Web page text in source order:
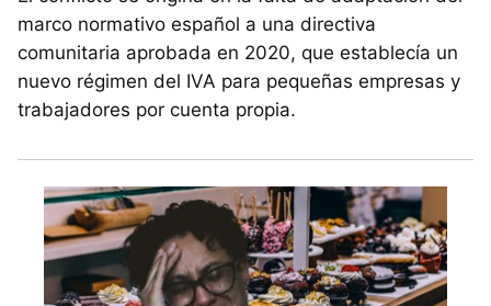
marco normativo español a una directiva
comunitaria aprobada en 2020, que establecía un
nuevo régimen del IVA para pequeñas empresas y
trabajadores por cuenta propia.